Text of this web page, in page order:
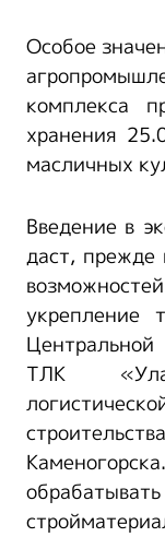
Особое
комплекса
хранения
масличных
Введение в
даст, прежде
укрепление
ТЛК